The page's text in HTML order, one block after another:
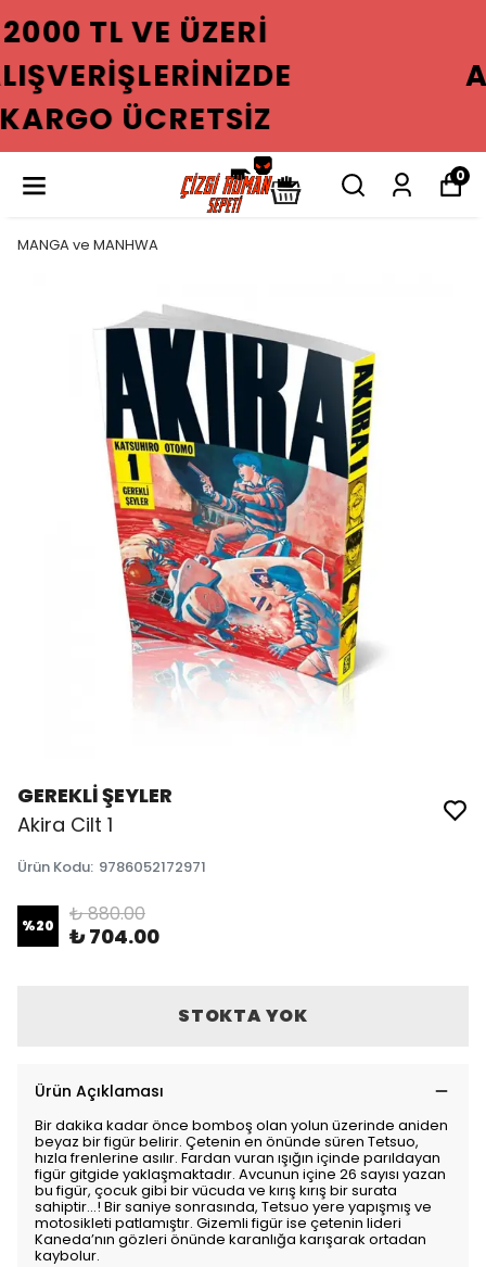
2000 TL VE ÜZERI
ALIŞVERIŞLERINIZDE
KARGO ÜCRETSIZ
0
MANGA ve MANHWA
GEREKLİ ŞEYLER
Akira Cilt 1
Ürün Kodu: 9786052172971
%20 ₺ 880.00
₺ 704.00
STOKTA YOK
Ürün Açıklaması
Bir dakika kadar önce bomboş olan yolun üzerinde aniden
beyaz bir figür belirir. Çetenin en önünde süren Tetsuo,
hızla frenlerine asılır. Fardan vuran ışığın içinde parıldayan
figür gitgide yaklaşmaktadır. Avcunun içine 26 sayısı yazan
bu figür, çocuk gibi bir vücuda ve kırış kırış bir surata
sahiptir...! Bir saniye sonrasında, Tetsuo yere yapışmış ve
motosikleti patlamıştır. Gizemli figür ise çetenin lideri
Kaneda’nın gözleri önünde karanlığa karışarak ortadan
kaybolur.